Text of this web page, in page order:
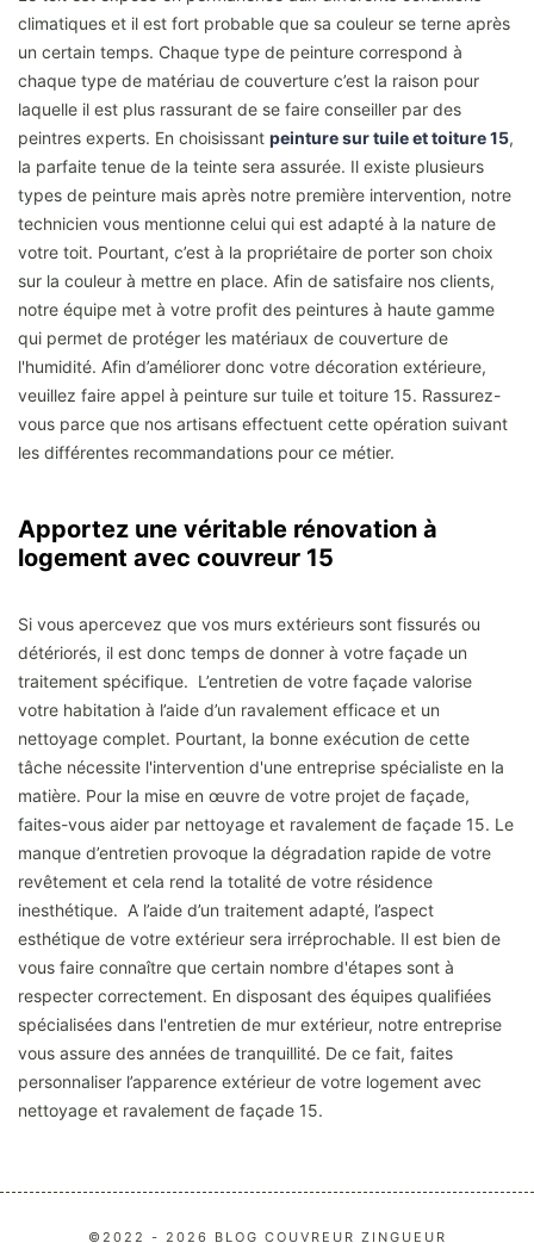
climatiques et il est fort probable que sa couleur se terne après
un certain temps. Chaque type de peinture correspond à
chaque type de matériau de couverture c’est la raison pour
laquelle il est plus rassurant de se faire conseiller par des
peintres experts. En choisissant peinture sur tuile et toiture 15,
la parfaite tenue de la teinte sera assurée. Il existe plusieurs
types de peinture mais après notre première intervention, notre
technicien vous mentionne celui qui est adapté à la nature de
votre toit. Pourtant, c’est à la propriétaire de porter son choix
sur la couleur à mettre en place. Afin de satisfaire nos clients,
notre équipe met à votre profit des peintures à haute gamme
qui permet de protéger les matériaux de couverture de
l'humidité. Afin d’améliorer donc votre décoration extérieure,
veuillez faire appel à peinture sur tuile et toiture 15. Rassurez-
vous parce que nos artisans effectuent cette opération suivant
les différentes recommandations pour ce métier.
Apportez une véritable rénovation à
logement avec couvreur 15
Si vous apercevez que vos murs extérieurs sont fissurés ou
détériorés, il est donc temps de donner à votre façade un
traitement spécifique. L’entretien de votre façade valorise
votre habitation à l’aide d’un ravalement efficace et un
nettoyage complet. Pourtant, la bonne exécution de cette
tâche nécessite l'intervention d'une entreprise spécialiste en la
matière. Pour la mise en œuvre de votre projet de façade,
faites-vous aider par nettoyage et ravalement de façade 15. Le
manque d’entretien provoque la dégradation rapide de votre
revêtement et cela rend la totalité de votre résidence
inesthétique. A l’aide d’un traitement adapté, l’aspect
esthétique de votre extérieur sera irréprochable. Il est bien de
vous faire connaître que certain nombre d'étapes sont à
respecter correctement. En disposant des équipes qualifiées
spécialisées dans l'entretien de mur extérieur, notre entreprise
vous assure des années de tranquillité. De ce fait, faites
personnaliser l’apparence extérieur de votre logement avec
nettoyage et ravalement de façade 15.
©2022 - 2026 BLOG COUVREUR ZINGUEUR